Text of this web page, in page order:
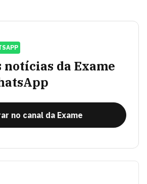
notícias da Exame
no canal da Exame